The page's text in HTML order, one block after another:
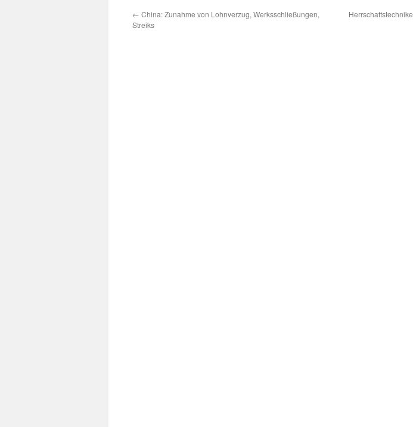
← China: Zunahme von Lohnverzug, Werksschließungen,
Streiks